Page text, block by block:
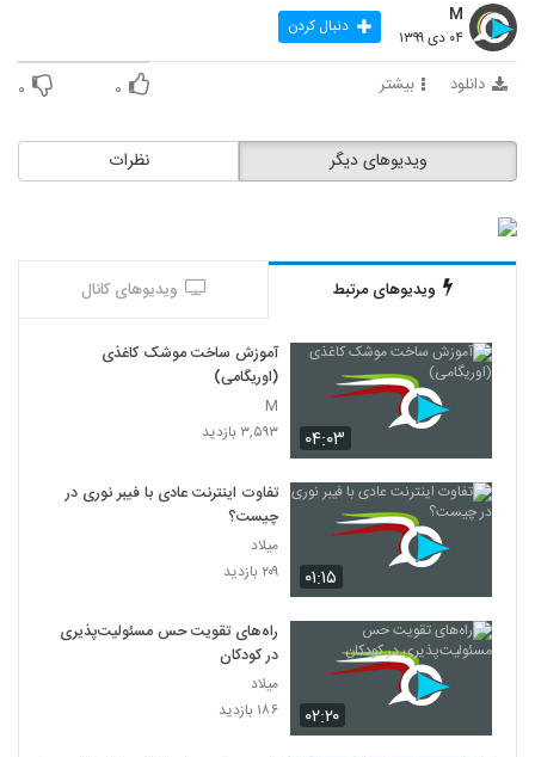
M
۰۴ دی ۱۳۹۹ دنبال کردن
دانلود بیشتر ۰ ۰
نظرات ویدیوهای دیگر
ویدیوهای مرتبط ویدیوهای کانال
۰۴:۰۳
آموزش ساخت موشک کاغذی
(اوریگامی)
M
۳,۵۹۳ بازدید
۰۱:۱۵
تفاوت اینترنت عادی با فیبر نوری در
چیست؟
میلاد
۲۰۹ بازدید
۰۲:۲۰
راه‌های تقویت حس مسئولیت‌پذیری
در کودکان
میلاد
۱۸۶ بازدید